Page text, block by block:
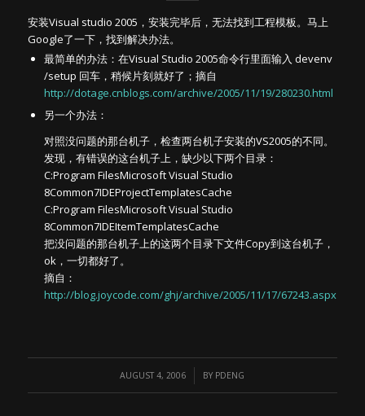
安装Visual studio 2005，安装完毕后，无法找到工程模板。马上
Google了一下，找到解决办法。
最简单的办法：在Visual Studio 2005命令行里面输入 devenv
/setup 回车，稍候片刻就好了；摘自
http://dotage.cnblogs.com/archive/2005/11/19/280230.html
另一个办法：
对照没问题的那台机子，检查两台机子安装的VS2005的不同。
发现，有错误的这台机子上，缺少以下两个目录：
C:Program FilesMicrosoft Visual Studio
8Common7IDEProjectTemplatesCache
C:Program FilesMicrosoft Visual Studio
8Common7IDEItemTemplatesCache
把没问题的那台机子上的这两个目录下文件Copy到这台机子，
ok，一切都好了。
摘自：
http://blog.joycode.com/ghj/archive/2005/11/17/67243.aspx
AUGUST 4, 2006
/ BY PDENG